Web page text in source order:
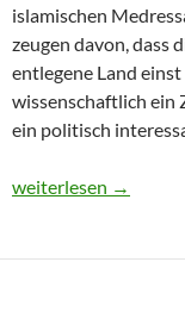
islamischen
zeugen davon, dass
entlegene Land
wissenschaftlich ein
ein politisch
Usbekistan 2025:
weiterlesen →